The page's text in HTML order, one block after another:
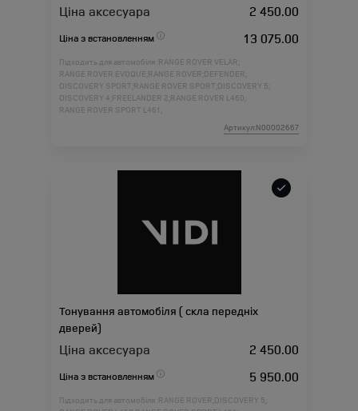
Ціна аксесуара 2 450.00
Ціна з встановленням 13 075.00
Підходить для автомобіля : RANGE ROVER VELAR;
RANGE ROVER EVOQUE; RANGE ROVER; DEFENDER;
DISCOVERY SPORT; RANGE ROVER SPORT; DISCOVERY 5;
DISCOVERY 4; FREELANDER 2; RANGE ROVER L460;
RANGE ROVER SPORT L461;
Артикул:N00002667
Тонування автомобіля ( скла передніх
дверей)
Ціна аксесуара 2 450.00
Ціна з встановленням 5 950.00
Підходить для автомобіля : RANGE ROVER; DISCOVERY 5;